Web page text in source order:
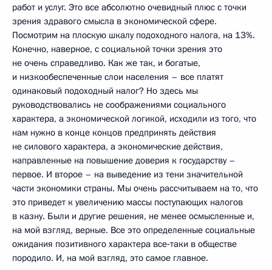
работ и услуг. Это все абсолютно очевидный плюс с точки
зрения здравого смысла в экономической сфере.
Посмотрим на плоскую шкалу подоходного налога, на 13%.
Конечно, наверное, с социальной точки зрения это
не очень справедливо. Как же так, и богатые,
и низкообеспеченные слои населения – все платят
одинаковый подоходный налог? Но здесь мы
руководствовались не соображениями социального
характера, а экономической логикой, исходили из того, что
нам нужно в конце концов предпринять действия
не силового характера, а экономические действия,
направленные на повышение доверия к государству –
первое. И второе – на выведение из тени значительной
части экономики страны. Мы очень рассчитываем на то, что
это приведет к увеличению массы поступающих налогов
в казну. Были и другие решения, не менее осмысленные и,
на мой взгляд, верные. Все это определенные социальные
ожидания позитивного характера все‑таки в обществе
породило. И, на мой взгляд, это самое главное.